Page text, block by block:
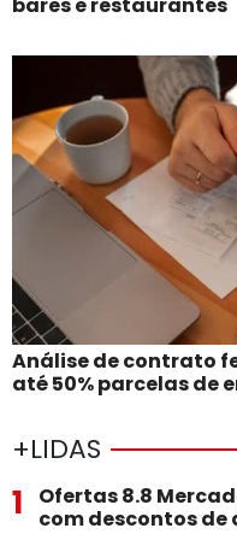
Análise de contrato
até 50% parcelas de
+LIDAS
1
Ofertas 8.8
com descontos de